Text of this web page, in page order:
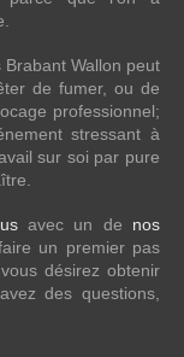
Wallon peut
de fumer, ou de
professionnel;
stressant à
sur soi par pure
avec un de nos
un premier pas
désirez obtenir
des questions,